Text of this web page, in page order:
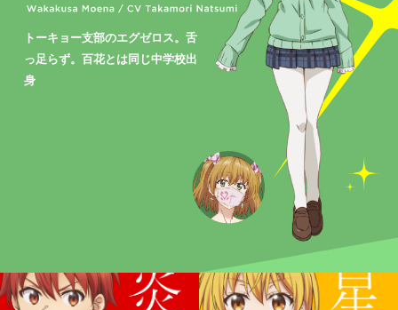
トーキョー支部のエグゼロス。舌
っ足らず。百花とは同じ中学校出
身